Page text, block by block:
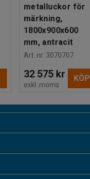
metalluckor för
märkning,
1800x900x600
mm, antracit
Art. nr: 3070707
32 575 kr
exkl. moms
KÖP